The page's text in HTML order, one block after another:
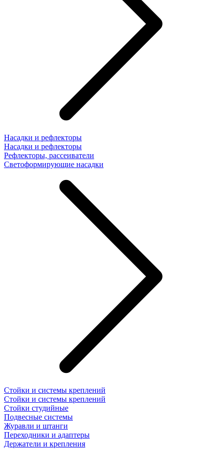
Насадки и рефлекторы
Насадки и рефлекторы
Рефлекторы, рассеиватели
Светоформирующие насадки
Стойки и системы креплений
Стойки и системы креплений
Стойки студийные
Подвесные системы
Журавли и штанги
Переходники и адаптеры
Держатели и крепления